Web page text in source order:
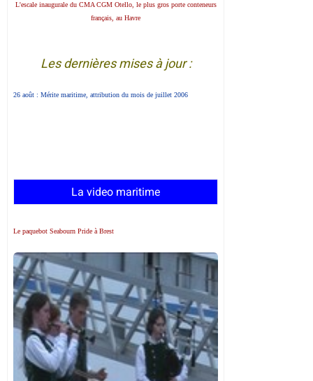
L'escale inaugurale du CMA CGM Otello, le plus gros porte conteneurs
français, au Havre
Les dernières mises à jour :
26 août : Mérite maritime, attribution du mois de juillet 2006
La video maritime
Le paquebot Seabourn Pride à Brest